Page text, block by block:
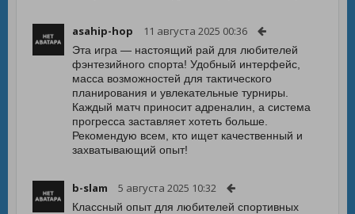
asahip-hop 11 августа 2025 00:36
Эта игра — настоящий рай для любителей
фэнтезийного спорта! Удобный интерфейс,
масса возможностей для тактического
планирования и увлекательные турниры.
Каждый матч приносит адреналин, а система
прогресса заставляет хотеть больше.
Рекомендую всем, кто ищет качественный и
захватывающий опыт!
b-slam 5 августа 2025 10:32
Классный опыт для любителей спортивных